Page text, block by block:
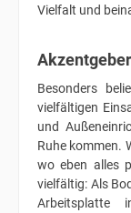
Vielfalt und
Besonders
vielfältigen
und
Ruhe kommen.
wo eben alles
vielfältig: Als
Arbeitsplatte